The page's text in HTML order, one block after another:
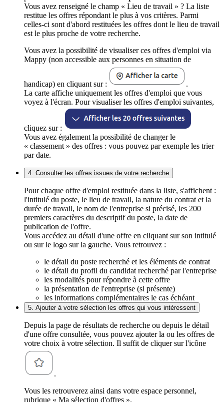
Vous avez renseigné le champ « Lieu de travail » ? La liste
restitue les offres répondant le plus à vos critères. Parmi
celles-ci sont d'abord restituées les offres dont le lieu de travail
est le plus proche de votre recherche.
Vous avez la possibilité de visualiser ces offres d'emploi via
Mappy (non accessible aux personnes en situation de
handicap) en cliquant sur :
.
La carte affiche uniquement les offres d'emploi que vous
voyez à l'écran. Pour visualiser les offres d'emploi suivantes,
cliquez sur :
Vous avez également la possibilité de changer le
« classement » des offres : vous pouvez par exemple les trier
par date.
4. Consulter les offres issues de votre recherche
Pour chaque offre d'emploi restituée dans la liste, s'affichent :
l'intitulé du poste, le lieu de travail, la nature du contrat et la
durée de travail, le nom de l'entreprise si précisé, les 200
premiers caractères du descriptif du poste, la date de
publication de l'offre.
Vous accédez au détail d'une offre en cliquant sur son intitulé
ou sur le logo sur la gauche. Vous retrouvez :
le détail du poste recherché et les éléments de contrat
le détail du profil du candidat recherché par l'entreprise
les modalités pour répondre à cette offre
la présentation de l'entreprise (si présente)
les informations complémentaires le cas échéant
5. Ajouter à votre sélection les offres qui vous intéressent
Depuis la page de résultats de recherche ou depuis le détail
d'une offre consultée, vous pouvez ajouter la ou les offres de
votre choix à votre sélection. Il suffit de cliquer sur l'icône
.
Vous les retrouverez ainsi dans votre espace personnel,
rubrique « Ma sélection d'offres ».